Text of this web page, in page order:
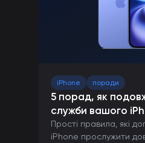
iPhone поради
5 порад, як
служби вашого
Прості правила, які
iPhone прослужити